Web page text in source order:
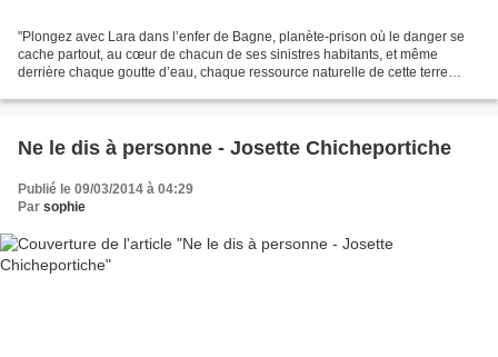
"Plongez avec Lara dans l’enfer de Bagne, planète-prison où le danger se
cache partout, au cœur de chacun de ses sinistres habitants, et même
derrière chaque goutte d’eau, chaque ressource naturelle de cette terre
Ne le dis à personne - Josette Chicheportiche
Publié le 09/03/2014 à 04:29
Par sophie